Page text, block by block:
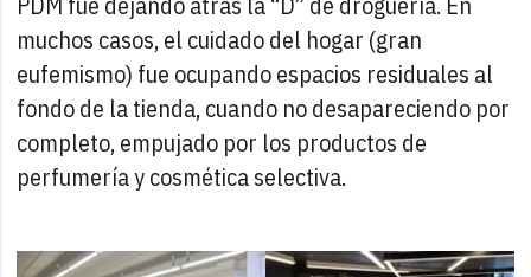
muchos casos, el cuidado del hogar (gran
eufemismo) fue ocupando espacios residuales al
fondo de la tienda, cuando no desapareciendo por
completo, empujado por los productos de
perfumería y cosmética selectiva.